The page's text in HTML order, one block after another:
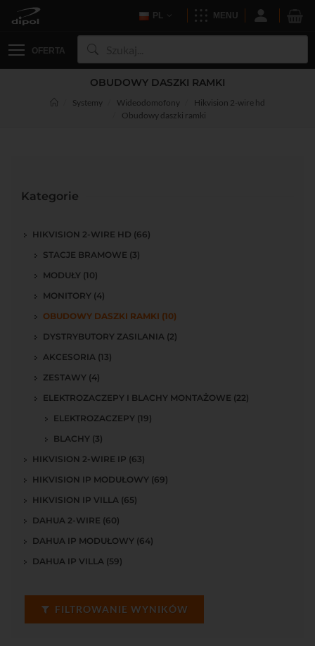
PL MENU
OFERTA
OBUDOWY DASZKI RAMKI
Systemy Wideodomofony
Hikvision 2-wire hd
Obudowy daszki ramki
Kategorie
HIKVISION 2-WIRE HD (66)
STACJE BRAMOWE (3)
MODUŁY (10)
MONITORY (4)
OBUDOWY DASZKI RAMKI (10)
DYSTRYBUTORY ZASILANIA (2)
AKCESORIA (13)
ZESTAWY (4)
ELEKTROZACZEPY I BLACHY MONTAŻOWE (22)
ELEKTROZACZEPY (19)
BLACHY (3)
HIKVISION 2-WIRE IP (63)
HIKVISION IP MODUŁOWY (69)
HIKVISION IP VILLA (65)
DAHUA 2-WIRE (60)
DAHUA IP MODUŁOWY (64)
DAHUA IP VILLA (59)
FILTROWANIE WYNIKÓW